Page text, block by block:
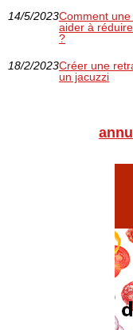
14/5/2023Comment
aider à
?
18/2/2023Créer une
un jacuzzi